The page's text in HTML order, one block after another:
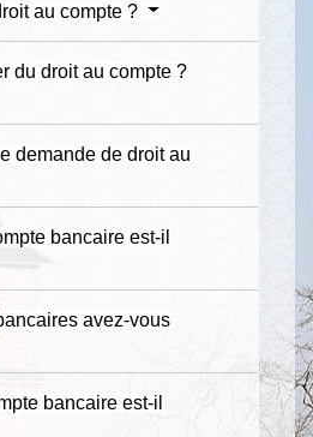
au compte ?
du droit au compte ?
demande de droit au
bancaire est-il
avez-vous
bancaire est-il